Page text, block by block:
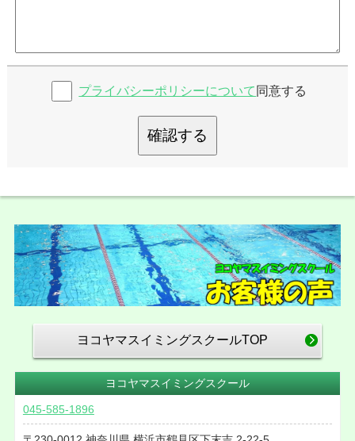
プライバシーポリシーについて 同意する
確認する
ヨコヤマスイミングスクールTOP
ヨコヤマスイミングスクール
045-585-1896